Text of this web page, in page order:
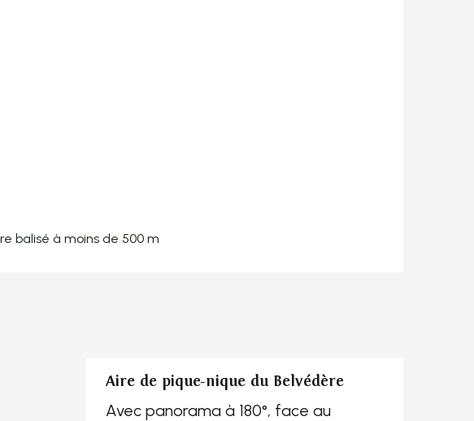
balisé à moins de 500 m
Aire de pique-nique du Belvédère
Avec panorama à 180°, face au